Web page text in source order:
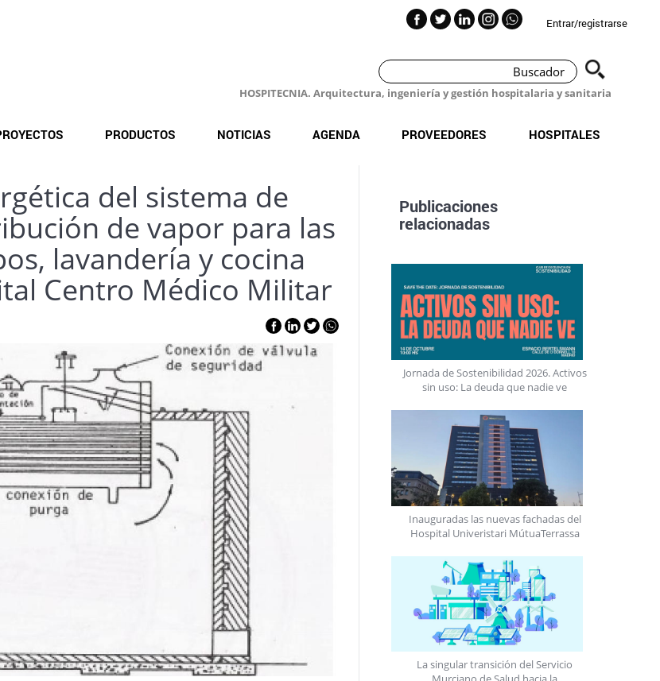
Entrar/registrarse
HOSPITECNIA. Arquitectura, ingeniería y gestión hospitalaria y sanitaria
PRODUCTOS NOTICIAS AGENDA PROVEEDORES HOSPITALES
del sistema de
de vapor para las
lavandería y cocina
Centro Médico Militar
Publicaciones
relacionadas
Jornada de Sostenibilidad 2026. Activos
sin uso: La deuda que nadie ve
Inauguradas las nuevas fachadas del
Hospital Univeristari MútuaTerrassa
La singular transición del Servicio